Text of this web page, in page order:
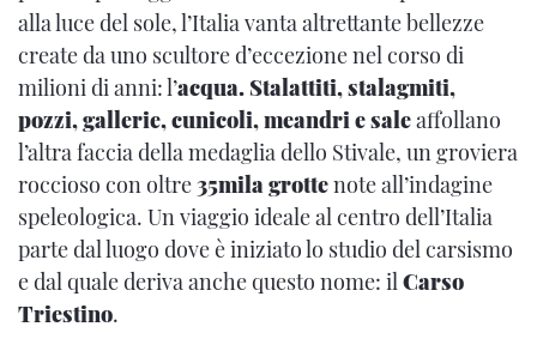
alla luce del sole, l’Italia vanta altrettante bellezze
create da uno scultore d’eccezione nel corso di
milioni di anni: l’acqua. Stalattiti, stalagmiti,
pozzi, gallerie, cunicoli, meandri e saleaffollano
l’altra faccia della medaglia dello Stivale, un groviera
roccioso con oltre35mila grottenote all’indagine
speleologica. Un viaggio ideale al centro dell’Italia
parte dal luogo dove è iniziato lo studio del carsismo
e dal quale deriva anche questo nome: ilCarso
Triestino.